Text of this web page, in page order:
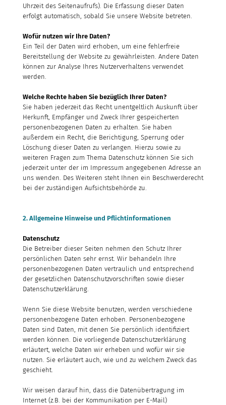
Uhrzeit des Seitenaufrufs). Die Erfassung dieser Daten
erfolgt automatisch, sobald Sie unsere Website betreten.
Wofür nutzen wir Ihre Daten?
Ein Teil der Daten wird erhoben, um eine fehlerfreie
Bereitstellung der Website zu gewährleisten. Andere Daten
können zur Analyse Ihres Nutzerverhaltens verwendet
werden.
Welche Rechte haben Sie bezüglich Ihrer Daten?
Sie haben jederzeit das Recht unentgeltlich Auskunft über
Herkunft, Empfänger und Zweck Ihrer gespeicherten
personenbezogenen Daten zu erhalten. Sie haben
außerdem ein Recht, die Berichtigung, Sperrung oder
Löschung dieser Daten zu verlangen. Hierzu sowie zu
weiteren Fragen zum Thema Datenschutz können Sie sich
jederzeit unter der im Impressum angegebenen Adresse an
uns wenden. Des Weiteren steht Ihnen ein Beschwerderecht
bei der zuständigen Aufsichtsbehörde zu.
2. Allgemeine Hinweise und Pflichtinformationen
Datenschutz
Die Betreiber dieser Seiten nehmen den Schutz Ihrer
persönlichen Daten sehr ernst. Wir behandeln Ihre
personenbezogenen Daten vertraulich und entsprechend
der gesetzlichen Datenschutzvorschriften sowie dieser
Datenschutzerklärung.
Wenn Sie diese Website benutzen, werden verschiedene
personenbezogene Daten erhoben. Personenbezogene
Daten sind Daten, mit denen Sie persönlich identifiziert
werden können. Die vorliegende Datenschutzerklärung
erläutert, welche Daten wir erheben und wofür wir sie
nutzen. Sie erläutert auch, wie und zu welchem Zweck das
geschieht.
Wir weisen darauf hin, dass die Datenübertragung im
Internet (z.B. bei der Kommunikation per E-Mail)